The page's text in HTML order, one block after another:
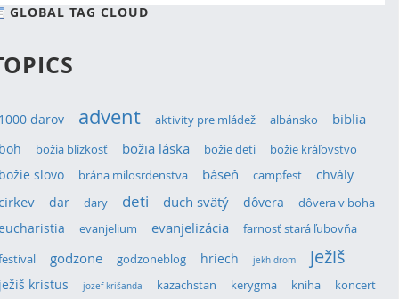
GLOBAL TAG CLOUD
darov advent aktivity pre mládež albánsko
biblia
božia blízkosť božia láska božie deti božie kráľovstvo
slovo brána milosrdenstva báseň campfest chvály
dar dary deti duch svätý dôvera dôvera v boha
evanjelium evanjelizácia
farnosť stará ľubovňa
godzone godzoneblog hriech jekh drom ježiš
kristus jozef krišanda kazachstan kerygma kniha koncert